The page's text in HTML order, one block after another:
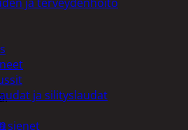
ja silityslaudat
sienet